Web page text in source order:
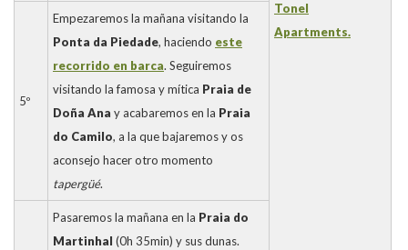
Tonel
Apartments.
5º
Empezaremos la mañana visitando la
Ponta da Piedade, haciendo este
recorrido en barca. Seguiremos
visitando la famosa y mítica Praia de
Doña Ana y acabaremos en la Praia
do Camilo, a la que bajaremos y os
aconsejo hacer otro momento
tapergüé.
Pasaremos la mañana en la Praia do
Martinhal (0h 35min) y sus dunas.